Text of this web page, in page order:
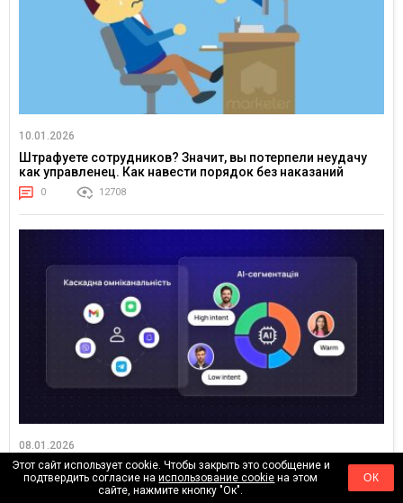
10.01.2026
Штрафуете сотрудников? Значит, вы потерпели неудачу
как управленец. Как навести порядок без наказаний
0 12708
08.01.2026
Тренды Retention-маркетинга в 2026 году: как AI, CDP и
омниканальность меняют подход
Этот сайт использует cookie. Чтобы закрыть это сообщение и
подтвердить согласие наиспользование cookie на этом
сайте, нажмите кнопку "Ок".
ОК